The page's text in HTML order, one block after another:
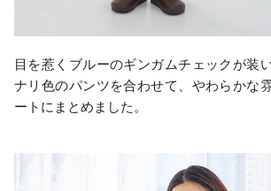
目を惹くブルーのギンガムチェックが装
ナリ色のパンツを合わせて、やわらかな
ートにまとめました。